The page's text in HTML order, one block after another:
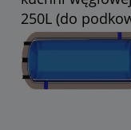
250L (do